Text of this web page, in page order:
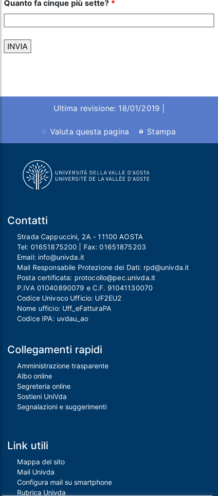
Quanto fa cinque più sette? *
Ultima revisione: 18/01/2019 |
Valuta questa pagina Stampa
Contatti
Strada Cappuccini, 2A - 11100 AOSTA
Tel: 01651875200 | Fax:01651875203
Email: info@univda.it
Mail Responsabile Protezione dei Dati: rpd@univda.it
Posta certificata: protocollo@pec.univda.it
P.IVA 01040890079 e C.F. 91041130070
Codice Univoco Ufficio: UF2EU2
Nome ufficio: Uff_eFatturaPA
Codice IPA: uvdau_ao
Collegamenti rapidi
Amministrazione trasparente
Albo online
Segreteria online
Sostieni UniVda
Segnalazioni e suggerimenti
Link utili
Mappa del sito
Mail Univda
Configura mail su smartphone
Rubrica Univda